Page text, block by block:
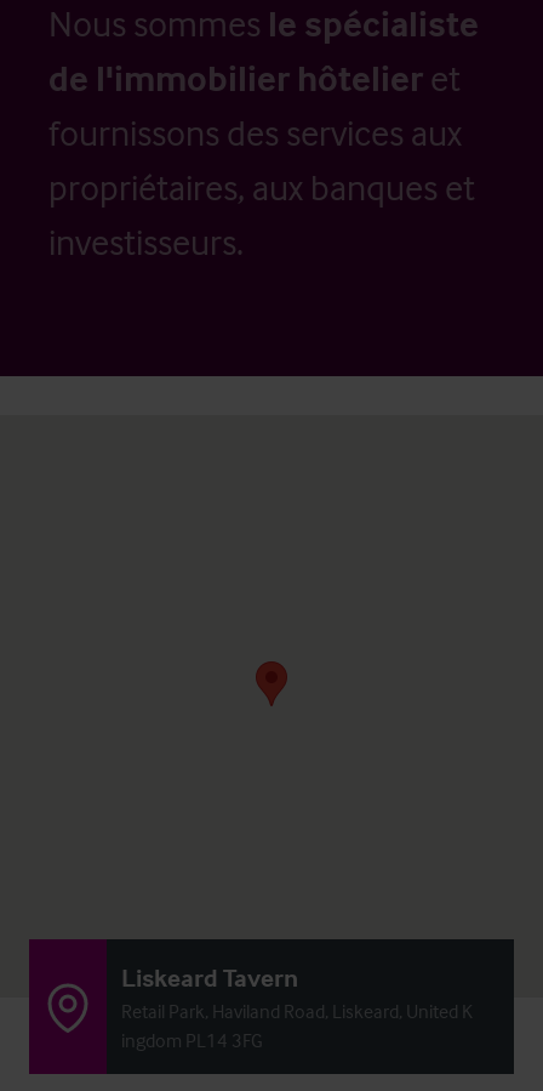
Nous sommes le spécialiste
de l'immobilier hôtelier et
fournissons des services aux
propriétaires, aux banques et
investisseurs.
Liskeard Tavern
Retail Park, Haviland Road, Liskeard, United K
ingdom PL14 3FG